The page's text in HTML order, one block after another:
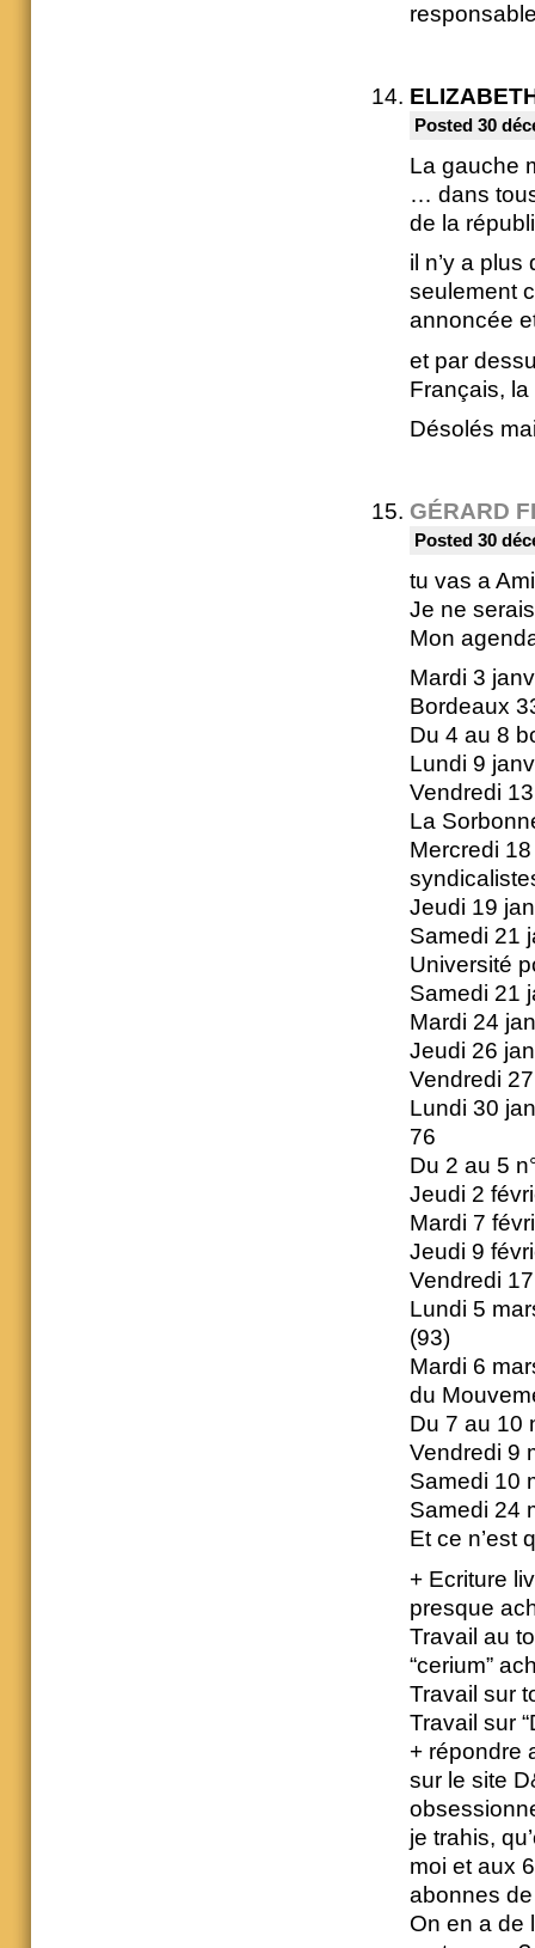
Posted 30
La gauche
… dans
de la
il n’y a
seulement
annoncée
et par
Français,
Désolés
GÉRARD
Posted 30
tu vas a
Je ne
Mon
Mardi 3
Bordeaux
Du 4 au 8
Lundi 9
Vendredi
La
Mercredi
Jeudi 19
Samedi 21
Université
Samedi 21
Mardi 24
Jeudi 26
Vendredi
Lundi 30
76
Du 2 au 5
Jeudi 2
Mardi 7
Jeudi 9
Vendredi
Lundi 5
(93)
Mardi 6
du
Du 7 au 10
Vendredi 9
Samedi 10
Samedi 24
Et ce n’est
+ Ecriture
presque
Travail au
“cerium”
Travail sur
Travail sur
+ répondre
sur le site
je trahis,
moi et aux
abonnes
On en a de